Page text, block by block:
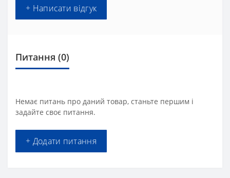
+ Написати відгук
Питання (0)
Немає питань про даний товар, станьте першим і
задайте своє питання.
+ Додати питання